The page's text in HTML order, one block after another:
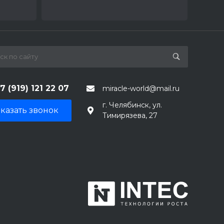
(919) 121 22 07 miracle-world@mail.ru
звонок
г. Челябинск, ул.
Тимирязева, 27